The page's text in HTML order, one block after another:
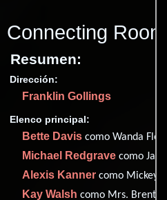
Connecting Rooms
Resumen:
Dirección:
Franklin Gollings
Elenco principal:
Bette Davis como Wanda
Michael Redgrave como
Alexis Kanner como Mickey
Kay Walsh como Mrs. Brent